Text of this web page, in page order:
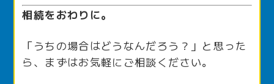
相続をおわりに。
「うちの場合はどうなんだろう？」と思った
ら、まずはお気軽にご相談ください。